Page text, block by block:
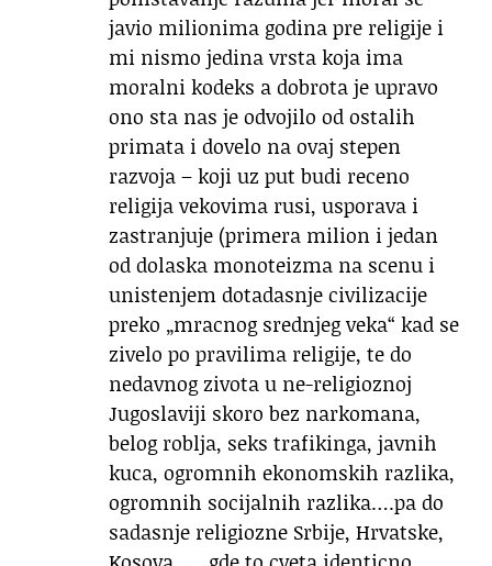
javio milionima godina pre religije i
mi nismo jedina vrsta koja ima
moralni kodeks a dobrota je upravo
ono sta nas je odvojilo od ostalih
primata i dovelo na ovaj stepen
razvoja – koji uz put budi receno
religija vekovima rusi, usporava i
zastranjuje (primera milion i jedan
od dolaska monoteizma na scenu i
unistenjem dotadasnje civilizacije
preko „mracnog srednjeg veka“ kad se
zivelo po pravilima religije, te do
nedavnog zivota u ne-religioznoj
Jugoslaviji skoro bez narkomana,
belog roblja, seks trafikinga, javnih
kuca, ogromnih ekonomskih razlika,
ogromnih socijalnih razlika….pa do
sadasnje religiozne Srbije, Hrvatske,